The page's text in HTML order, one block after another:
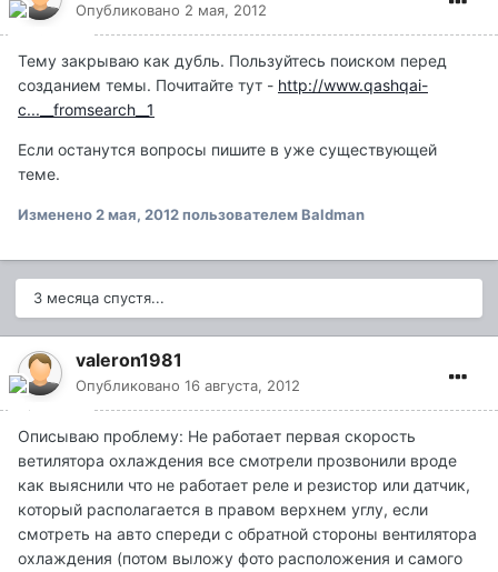
Опубликовано 2 мая, 2012
Тему закрываю как дубль. Пользуйтесь поиском перед
созданием темы. Почитайте тут - http://www.qashqai-
c...__fromsearch__1
Если останутся вопросы пишите в уже существующей
теме.
Изменено2 мая, 2012пользователем Baldman
3 месяца спустя...
valeron1981
Опубликовано 16 августа, 2012
Описываю проблему: Не работает первая скорость
ветилятора охлаждения все смотрели прозвонили вроде
как выяснили что не работает реле и резистор или датчик,
который располагается в правом верхнем углу, если
смотреть на авто спереди с обратной стороны вентилятора
охлаждения (потом выложу фото расположения и самого